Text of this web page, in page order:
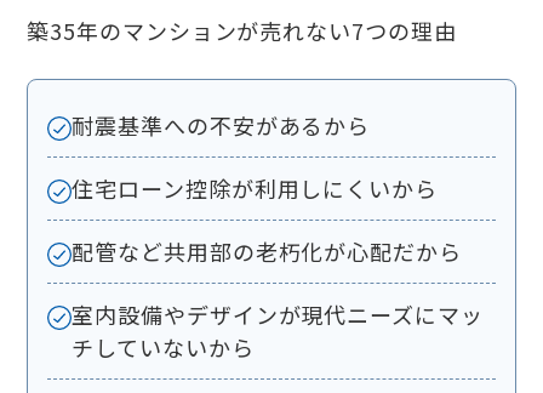
築35年のマンションが売れない7つの理由
耐震基準への不安があるから
住宅ローン控除が利用しにくいから
配管など共用部の老朽化が心配だから
室内設備やデザインが現代ニーズにマッ
チしていないから